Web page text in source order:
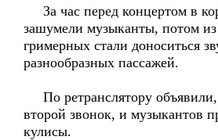
За час перед концертом в
зашумели музыканты, потом из
гримерных стали доноситься
разнообразных пассажей.
По ретранслятору
второй звонок, и музыкантов
кулисы.